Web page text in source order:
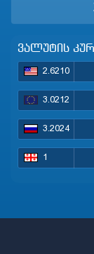
ვალუტის
2.6210
3.0212
3.2024
1